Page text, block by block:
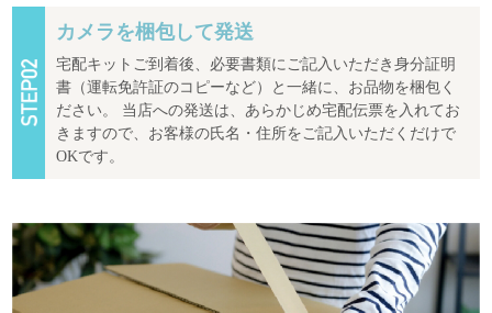
カメラを梱包して発送
宅配キットご到着後、必要書類にご記入いただき身分証明
書（運転免許証のコピーなど）と一緒に、お品物を梱包く
ださい。 当店への発送は、あらかじめ宅配伝票を入れてお
きますので、お客様の氏名・住所をご記入いただくだけで
OKです。